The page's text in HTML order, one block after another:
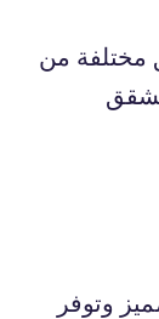
مختلفة من
وتوفر